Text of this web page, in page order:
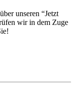
unseren “Jetzt
wir in dem Zuge